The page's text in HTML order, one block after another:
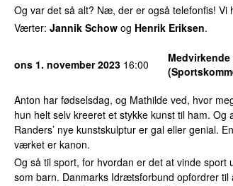
Og var det så alt? Næ, der er også telefonfis! Vi
Værter: Jannik Schow og Henrik Eriksen.
ons 1. november 2023 16:00
Medvirkende
Anton har fødselsdag, og Mathilde ved, hvor
hun helt selv kreeret et stykke kunst til ham.
Randers’ nye kunstskulptur er gal eller genial.
værket er kanon.
Og så til sport, for hvordan er det at vinde
som barn. Danmarks Idrætsforbund opfordrer